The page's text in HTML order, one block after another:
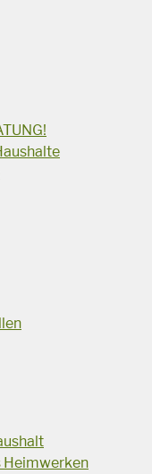
Heimwerken